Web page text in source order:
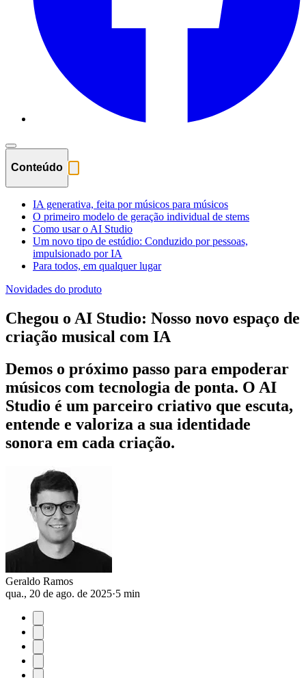
Conteúdo
IA generativa, feita por músicos para músicos
O primeiro modelo de geração individual de stems
Como usar o AI Studio
Um novo tipo de estúdio: Conduzido por pessoas,
impulsionado por IA
Para todos, em qualquer lugar
Novidades do produto
Chegou o AI Studio: Nosso novo espaço de
criação musical com IA
Demos o próximo passo para empoderar
músicos com tecnologia de ponta. O AI
Studio é um parceiro criativo que escuta,
entende e valoriza a sua identidade
sonora em cada criação.
Geraldo Ramos
qua., 20 de ago. de 2025·5 min